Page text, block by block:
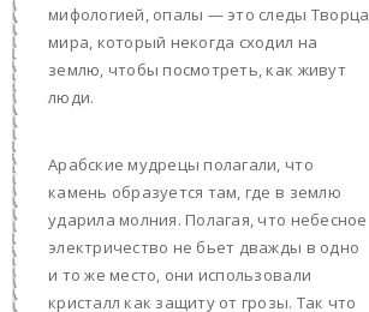
мифологией, опалы — это следы Творца
мира, который некогда сходил на
землю, чтобы посмотреть, как живут
люди.
Арабские мудрецы полагали, что
камень образуется там, где в землю
ударила молния. Полагая, что небесное
электричество не бьет дважды в одно
и то же место, они использовали
кристалл как защиту от грозы. Так что